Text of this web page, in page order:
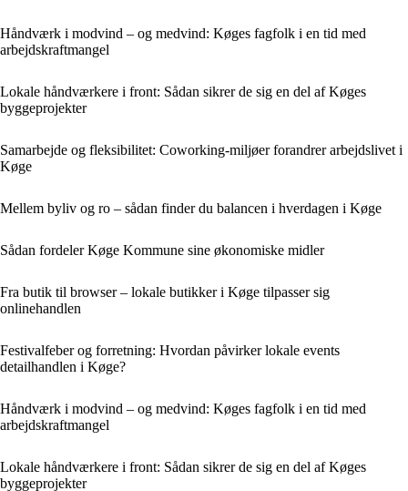
Håndværk i modvind – og medvind: Køges fagfolk i en tid med
arbejdskraftmangel
Lokale håndværkere i front: Sådan sikrer de sig en del af Køges
byggeprojekter
Samarbejde og fleksibilitet: Coworking-miljøer forandrer arbejdslivet i
Køge
Mellem byliv og ro – sådan finder du balancen i hverdagen i Køge
Sådan fordeler Køge Kommune sine økonomiske midler
Fra butik til browser – lokale butikker i Køge tilpasser sig
onlinehandlen
Festivalfeber og forretning: Hvordan påvirker lokale events
detailhandlen i Køge?
Håndværk i modvind – og medvind: Køges fagfolk i en tid med
arbejdskraftmangel
Lokale håndværkere i front: Sådan sikrer de sig en del af Køges
byggeprojekter